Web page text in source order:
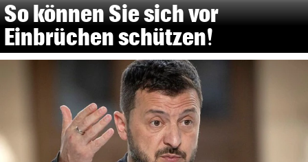
So können Sie sich vor
Einbrüchen schützen!